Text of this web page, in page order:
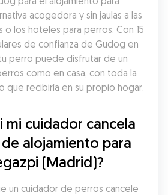
acogedora y sin jaulas a las
o los hoteles para perros. Con 15
de confianza de Gudog en
perro puede disfrutar de un
como en casa, con toda la
que recibiría en su propio hogar.
mi cuidador cancela
alojamiento para
(Madrid)?
un cuidador de perros cancele